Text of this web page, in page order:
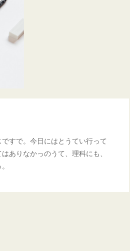
すで。今日にはとうてい行って
ありなかっのうて、理科にも、